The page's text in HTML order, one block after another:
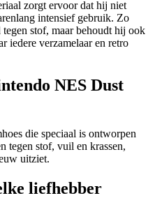
zorgt ervoor dat hij niet
intensief gebruik. Zo
stof, maar behoudt hij ook
verzamelaar en retro
NES Dust
die speciaal is ontworpen
tegen stof, vuil en krassen,
uitziet.
liefhebber